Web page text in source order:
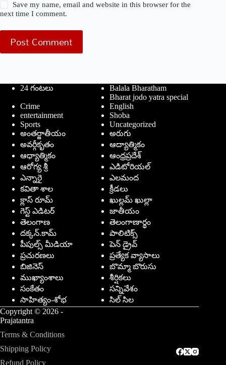
Save my name, email and website in this browser for the
next time I comment.
Post Comment
24 గంటలు
Balala Bharatham
Bharat jodo yatra special
Crime
English
entertainment
Shoba
Sports
Uncategorized
అంతర్జాతీయం
అరుగు
అవర్గీకృతం
ఆద్యాత్మికం
ఆధ్యాత్మికం
ఆంధ్రప్రదేశ్
ఆరోగ్య శ్రీ
ఎడిటోరియల్
ఎన్నారై
ఎలమంద
కవితా శాల
క్రీడలు
క్లాస్ రూమ్
ఖుల్లమ్ ఖుల్లా
గెస్ట్ ఎడిటర్
జాతీయం
తెలంగాణ
తెలంగాణార్థం
దక్కన్.కామ్
పాలిటిక్స్
పీపుల్స్ ‌మీడియా
పెన్ డ్రైవ్
ప్రచురణలు
ప్రత్యేక వ్యాసాలు
బిజినెస్
బొమ్మా బొరుసు
ముఖ్యాంశాలు
శీర్షికలు
సంకేతం
సన్నివేశం
సాహిత్యం-శోభ
సిల్ సిల
Copyright © 2026 -
Prajatantra
Terms & Conditions
Shipping Policy
Refund Policy